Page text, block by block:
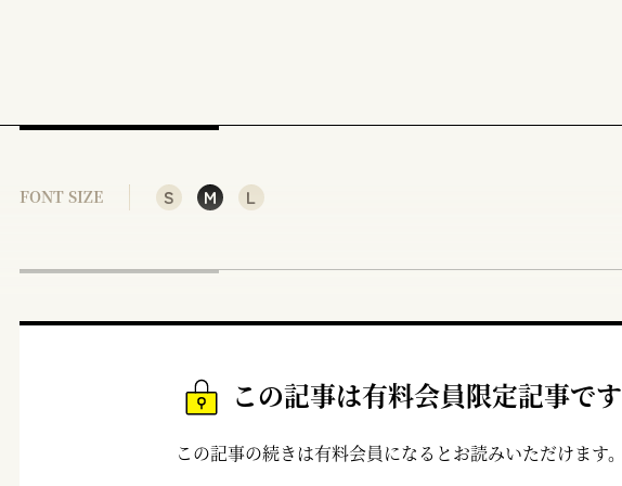
FONT SIZE S M L
この記事は有料会員限定記事です
この記事の続きは有料会員になるとお読みいただけます。